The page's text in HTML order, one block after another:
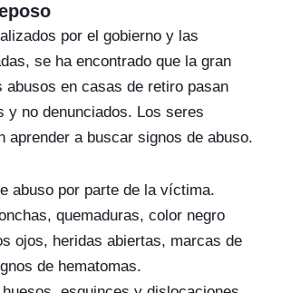
por el gobierno y las
se ha encontrado que la gran
abusos en casas de retiro pasan
y no denunciados. Los seres
aprender a buscar signos de abuso.
abuso por parte de la víctima.
quemaduras, color negro
ojos, heridas abiertas, marcas de
de hematomas.